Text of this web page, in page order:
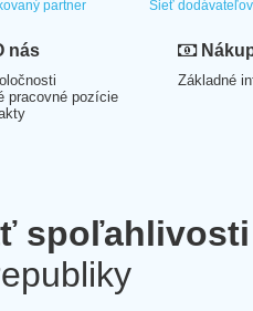
partner Sieť dodávateľov
nás
pracovné pozície
Základné
spoľahlivosti